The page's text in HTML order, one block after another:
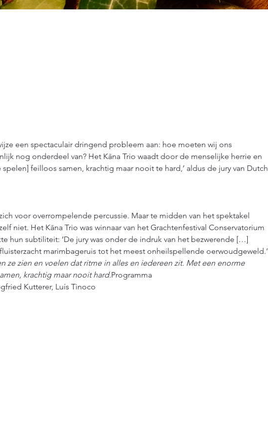
een spectaculair dringend probleem aan: hoe moeten wij ons
nog onderdeel van? Het Kāna Trio waadt door de menselijke herrie en
feilloos samen, krachtig maar nooit te hard,’ aldus de jury van Dutch
voor overrompelende percussie. Maar te midden van het spektakel
niet. Het Kāna Trio was winnaar van het Grachtenfestival Conservatorium
hun subtiliteit: ‘De jury was onder de indruk van het bezwerende […]
marimbageruis tot het meest onheilspellende oerwoudgeweld.’
ze zien en voelen dat ritme in alles en iedereen zit. Met een enorme
krachtig maar nooit hard.Programma
Kutterer, Luís Tinoco